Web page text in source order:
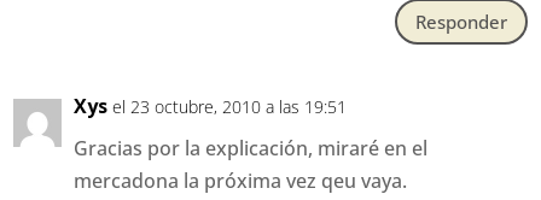
Responder
Xys el 23 octubre, 2010 a las 19:51
Gracias por la explicación, miraré en el
mercadona la próxima vez qeu vaya.